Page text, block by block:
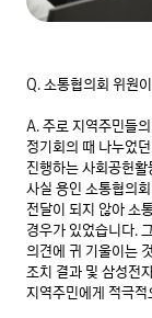
Q. 소통협의회 위원
A. 주로 지역주민들
정기회의 때 나누었
진행하는 사회공헌
사실 용인 소통협의
전달이 되지 않아 소
경우가 있었습니다.
의견에 귀 기울이는
조치 결과 및 삼성전
지역주민에게 적극